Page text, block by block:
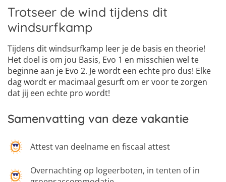
Trotseer de wind tijdens dit
windsurfkamp
Tijdens dit windsurfkamp leer je de basis en theorie!
Het doel is om jou Basis, Evo 1 en misschien wel te
beginne aan je Evo 2. Je wordt een echte pro dus! Elke
dag wordt er macimaal gesurft om er voor te zorgen
dat jij een echte pro wordt!
Samenvatting van deze vakantie
Attest van deelname en fiscaal attest
Overnachting op logeerboten, in tenten of in